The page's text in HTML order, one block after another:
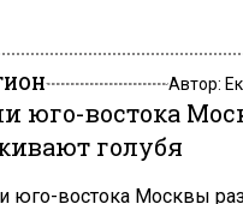
Автор:
юго-востока
голубя